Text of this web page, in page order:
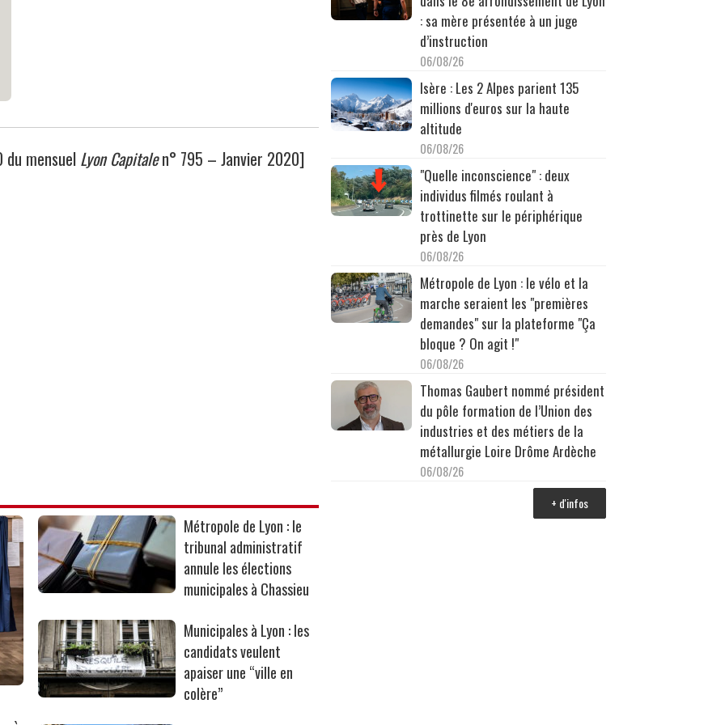
mensuel Lyon Capitalen° 795 – Janvier 2020]
Métropole de Lyon : le
tribunal administratif
annule les élections
municipales à Chassieu
Municipales à Lyon : les
candidats veulent
apaiser une “ville en
colère”
: sa mère présentée à un juge
d’instruction
06/08/26
Isère : Les 2 Alpes parient 135
millions d'euros sur la haute
altitude
06/08/26
"Quelle inconscience" : deux
individus filmés roulant à
trottinette sur le périphérique
près de Lyon
06/08/26
Métropole de Lyon : le vélo et la
marche seraient les "premières
demandes" sur la plateforme "Ça
bloque ? On agit !"
06/08/26
Thomas Gaubert nommé président
du pôle formation de l’Union des
industries et des métiers de la
métallurgie Loire Drôme Ardèche
06/08/26
+ d'infos